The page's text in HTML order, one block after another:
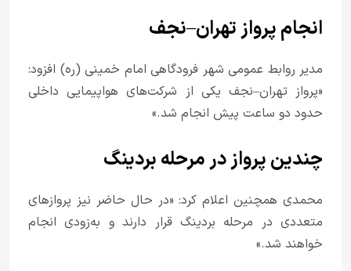
انجام پرواز تهران–نجف
مدیر روابط عمومی شهر فرودگاهی امام خمینی (ره) افزود:
«پرواز تهران–نجف یکی از شرکت‌های هواپیمایی داخلی
حدود دو ساعت پیش انجام شد.»
چندین پرواز در مرحله بردینگ
محمدی همچنین اعلام کرد: «در حال حاضر نیز پروازهای
متعددی در مرحله بردینگ قرار دارند و به‌زودی انجام
خواهند شد.»